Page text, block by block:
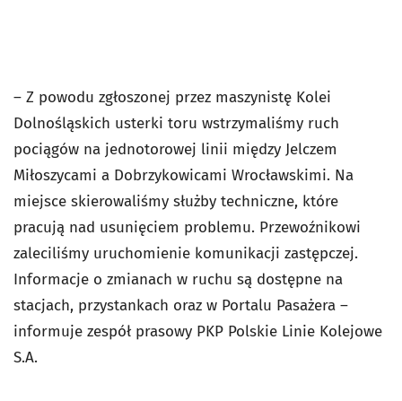
– Z powodu zgłoszonej przez maszynistę Kolei
Dolnośląskich usterki toru wstrzymaliśmy ruch
pociągów na jednotorowej linii między Jelczem
Miłoszycami a Dobrzykowicami Wrocławskimi. Na
miejsce skierowaliśmy służby techniczne, które
pracują nad usunięciem problemu. Przewoźnikowi
zaleciliśmy uruchomienie komunikacji zastępczej.
Informacje o zmianach w ruchu są dostępne na
stacjach, przystankach oraz w Portalu Pasażera –
informuje zespół prasowy PKP Polskie Linie Kolejowe
S.A.